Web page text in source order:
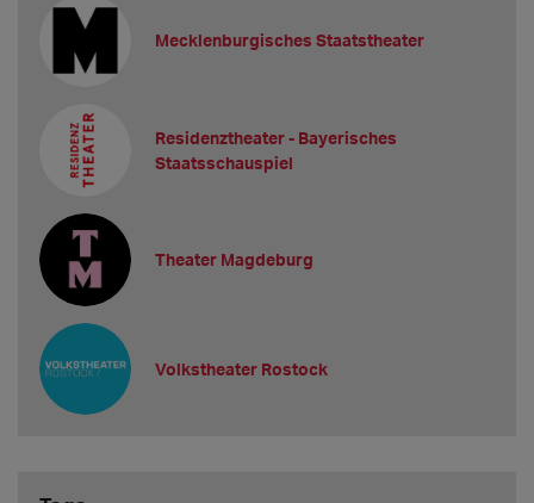
Mecklenburgisches Staatstheater
Residenztheater - Bayerisches
Staatsschauspiel
Theater Magdeburg
Volkstheater Rostock